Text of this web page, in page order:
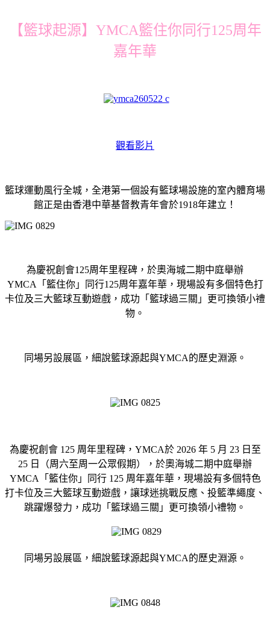
【籃球起源】YMCA籃住你同行125周年
嘉年華
觀看影片
籃球運動風行全城，全港第一個設有籃球場設施的室內體育場
館正是由香港中華基督教青年會於1918年建立！
為慶祝創會125周年里程碑，於奧海城二期中庭舉辦
YMCA「籃住你」同行125周年嘉年華，現場設有多個特色打
卡位及三大籃球互動遊戲，成功「籃球過三關」更可換領小禮
物。
同場另設展區，細說籃球源起與YMCA的歷史淵源。
為慶祝創會 125 周年里程碑，YMCA於 2026 年 5 月 23 日至
25 日（周六至周一公眾假期），於奧海城二期中庭舉辦
YMCA「籃住你」同行 125 周年嘉年華，現場設有多個特色
打卡位及三大籃球互動遊戲，讓球迷挑戰反應、投籃準繩度、
跳躍爆發力，成功「籃球過三關」更可換領小禮物。
同場另設展區，細說籃球源起與YMCA的歷史淵源。